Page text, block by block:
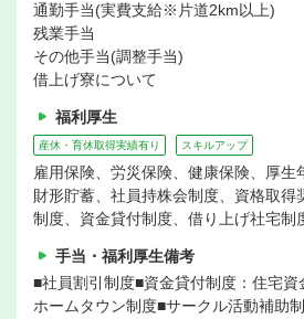
通勤手当(実費支給※片道2km以上)
残業手当
その他手当(調整手当)
借上げ寮について
福利厚生
産休・育休取得実績有り スキルアップ
雇用保険、労災保険、健康保険、厚生
財形貯蓄、社員持株会制度、資格取得
制度、資金貸付制度、借り上げ社宅制
手当・福利厚生備考
■社員割引制度■資金貸付制度：住宅
ホームタウン制度■サークル活動補助